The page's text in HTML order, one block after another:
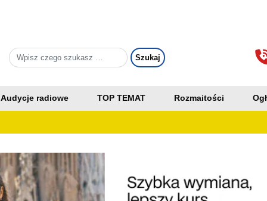
Audycje radiowe TOP TEMAT Rozmaitości